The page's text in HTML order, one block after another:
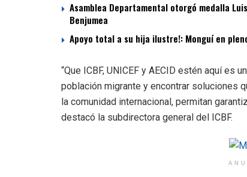
Asamblea Departamental otorgó medalla
Benjumea
Apoyo total a su hija ilustre!: Monguí en
“Que ICBF, UNICEF y AECID estén aquí
población migrante y encontrar soluciones
la comunidad internacional, permitan
destacó la subdirectora general del ICBF.